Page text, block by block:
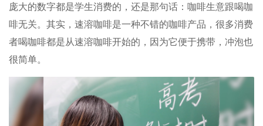
庞大的数字都是学生消费的，还是那句话：咖啡生意跟喝咖
啡无关。其实，速溶咖啡是一种不错的咖啡产品，很多消费
者喝咖啡都是从速溶咖啡开始的，因为它便于携带，冲泡也
很简单。